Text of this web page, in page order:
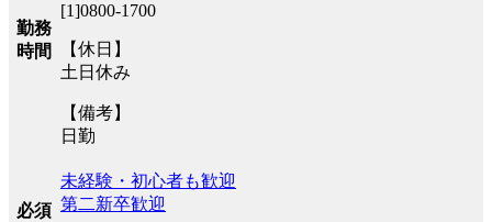
勤務
時間
[1]0800-1700
【休日】
土日休み
【備考】
日勤
必須
未経験・初心者も歓迎
第二新卒歓迎